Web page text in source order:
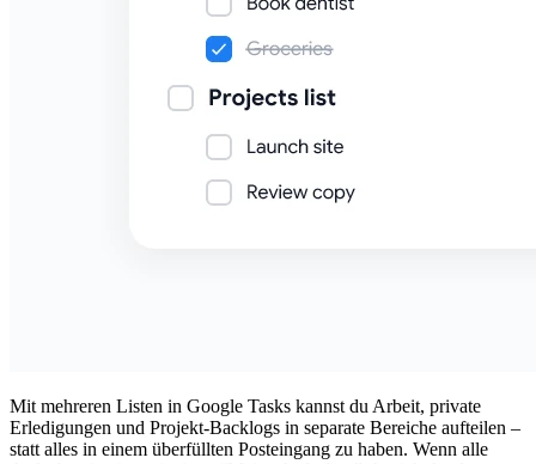
Mit mehreren Listen in Google Tasks kannst du Arbeit, private
Erledigungen und Projekt-Backlogs in separate Bereiche aufteilen –
statt alles in einem überfüllten Posteingang zu haben. Wenn alle